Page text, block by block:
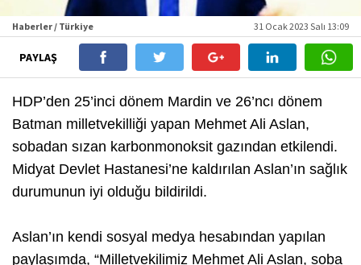
Haberler / Türkiye 31 Ocak 2023 Salı 13:09
PAYLAŞ
HDP’den 25’inci dönem Mardin ve 26’ncı dönem
Batman milletvekilliği yapan Mehmet Ali Aslan,
sobadan sızan karbonmonoksit gazından etkilendi.
Midyat Devlet Hastanesi’ne kaldırılan Aslan’ın sağlık
durumunun iyi olduğu bildirildi.
Aslan’ın kendi sosyal medya hesabından yapılan
paylaşımda, “Milletvekilimiz Mehmet Ali Aslan, soba